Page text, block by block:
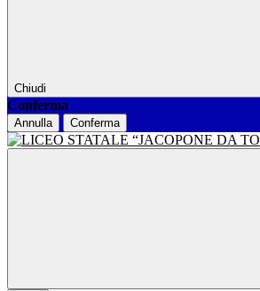
Chiudi
Conferma
Annulla Conferma